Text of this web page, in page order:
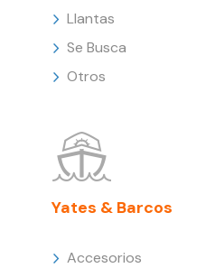
Llantas
Se Busca
Otros
Yates & Barcos
Accesorios